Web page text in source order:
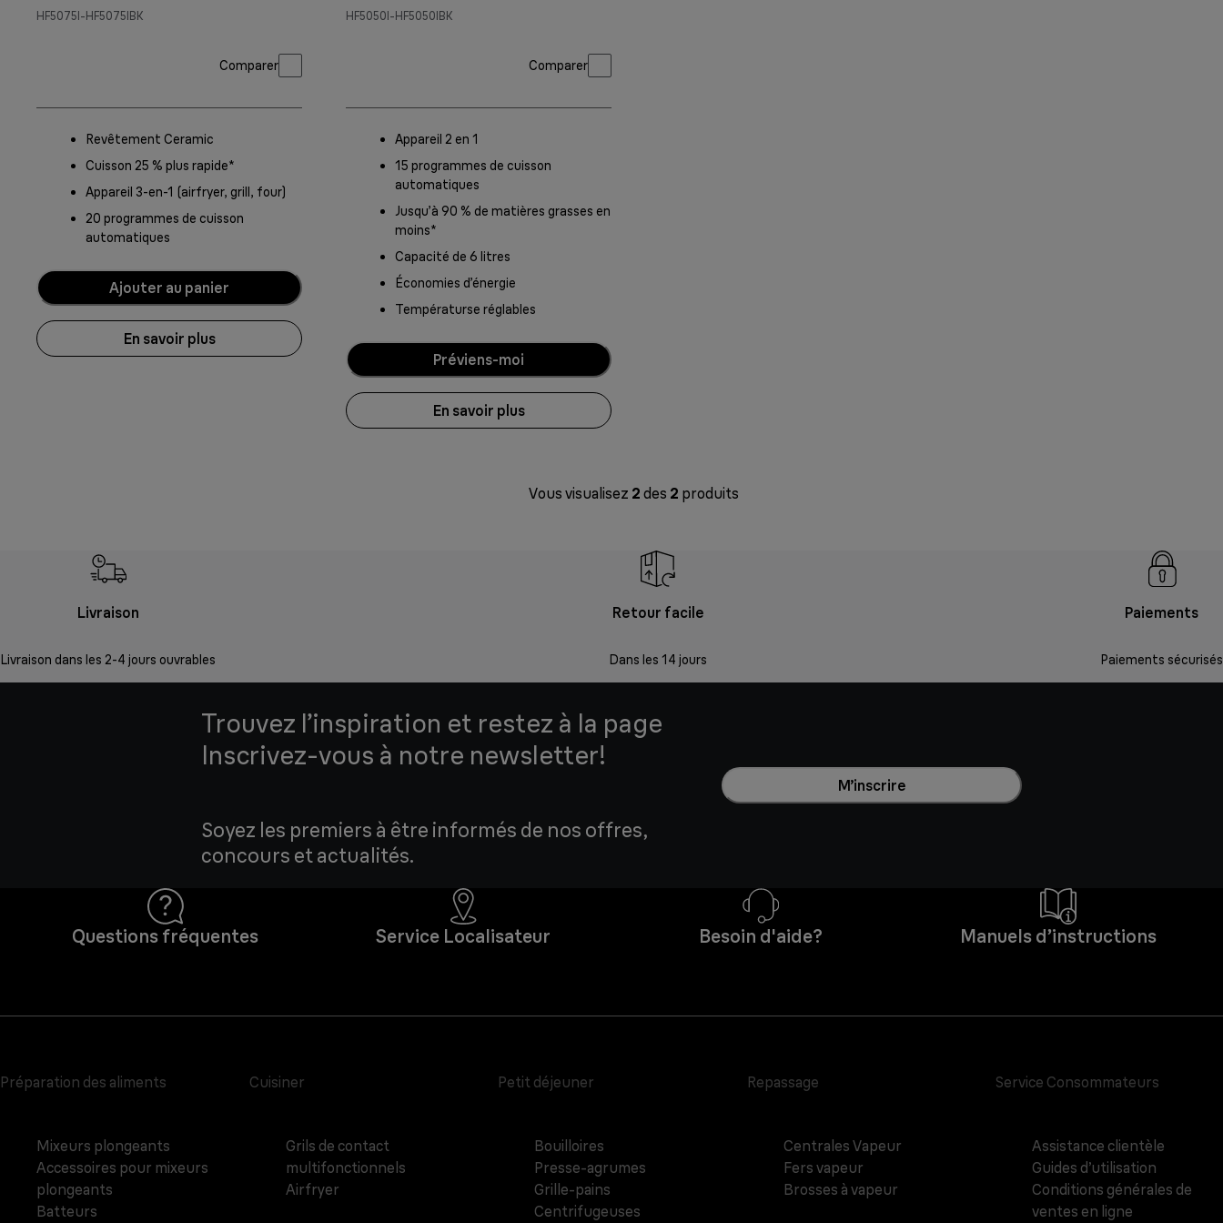
HF5075I-HF5075IBK
Comparer
Revêtement Ceramic
Cuisson 25 % plus rapide*
Appareil 3-en-1 (airfryer, grill, four)
20 programmes de cuisson
automatiques
Ajouter au panier
En savoir plus
HF5050I-HF5050IBK
Comparer
Appareil 2 en 1
15 programmes de cuisson
automatiques
Jusqu’à 90 % de matières grasses en
moins*
Capacité de 6 litres
Économies d’énergie
Températurse réglables
Préviens-moi
En savoir plus
Vous visualisez 2 des 2 produits
Livraison
Livraison dans les 2-4 jours ouvrables
Retour facile
Dans les 14 jours
Paiements
Paiements sécurisés
Trouvez l’inspiration et restez à la page
Inscrivez-vous à notre newsletter!
Soyez les premiers à être informés de nos offres,
concours et actualités.
M’inscrire
Questions fréquentes Service Localisateur Besoin d'aide? Manuels d’instructions
Préparation des aliments
Mixeurs plongeants
Accessoires pour mixeurs
plongeants
Batteurs
Cuisiner
Grils de contact
multifonctionnels
Airfryer
Petit déjeuner
Bouilloires
Presse-agrumes
Grille-pains
Centrifugeuses
Repassage
Centrales Vapeur
Fers vapeur
Brosses à vapeur
Service Consommateurs
Assistance clientèle
Guides d’utilisation
Conditions générales de
ventes en ligne